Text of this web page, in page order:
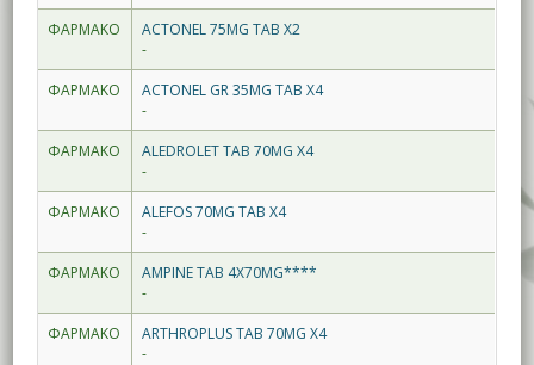
ΦΑΡΜΑΚΟ
ACTONEL 75MG TAB X2
-
ΦΑΡΜΑΚΟ
ACTONEL GR 35MG TAB X4
-
ΦΑΡΜΑΚΟ
ALEDROLET TAB 70MG X4
-
ΦΑΡΜΑΚΟ
ALEFOS 70MG TAB X4
-
ΦΑΡΜΑΚΟ
AMPINE TAB 4X70MG****
-
ΦΑΡΜΑΚΟ
ARTHROPLUS TAB 70MG X4
-